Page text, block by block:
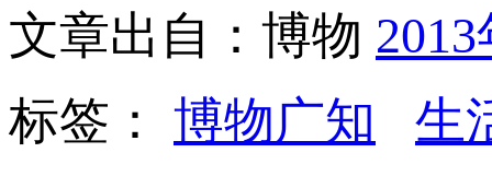
文章出自：博物
标签： 博物广知
生